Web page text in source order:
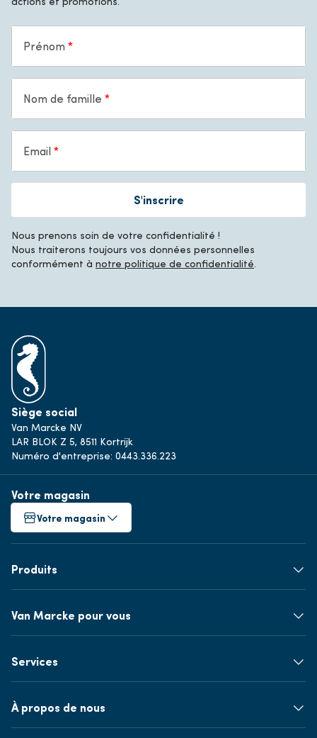
Prénom
Nom de famille
Email
S'inscrire
Nous prenons soin de votre confidentialité !
Nous traiterons toujours vos données personnelles
conformément à notre politique de confidentialité.
Siège social
Van Marcke NV
LAR BLOK Z 5, 8511 Kortrijk
Numéro d'entreprise: 0443.336.223
Votre magasin
Votre magasin
Produits
Van Marcke pour vous
Services
À propos de nous